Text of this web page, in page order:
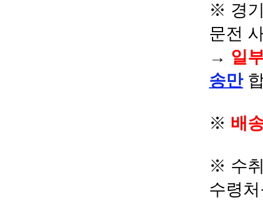
※ 경
문전
→ 일
송만
※ 배
※ 수
수령